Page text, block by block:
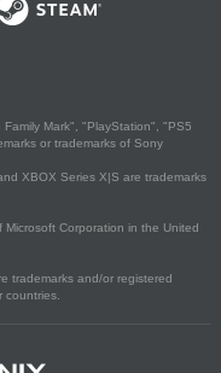
Mark", "PlayStation", "PS5
or trademarks of Sony
XBOX Series X|S are trademarks
Microsoft Corporation in the United
trademarks and/or registered
countries.